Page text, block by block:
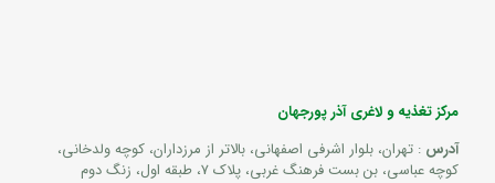
مرکز تغذیه و لاغری آذر پورجهان
آدرس : تهران، بلوار اشرفی اصفهانی، بالاتر از مرزداران، کوچه ولدخانی،
کوچه عباسی، بن بست فرهنگ غربی، پلاک 7، طبقه اول، زنگ دوم